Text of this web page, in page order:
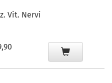
Vit. Nervi